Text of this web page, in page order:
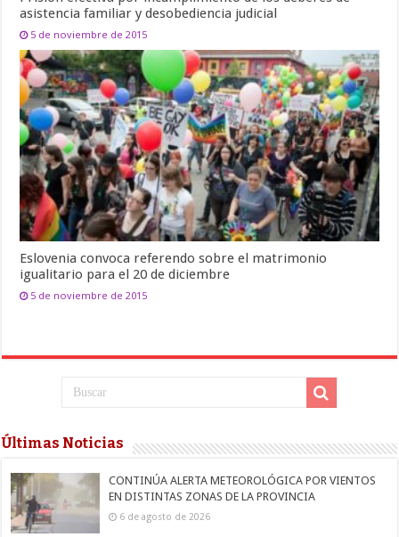
asistencia familiar y desobediencia judicial
5 de noviembre de 2015
Eslovenia convoca referendo sobre el matrimonio
igualitario para el 20 de diciembre
5 de noviembre de 2015
Últimas Noticias
CONTINÚA ALERTA METEOROLÓGICA POR VIENTOS
EN DISTINTAS ZONAS DE LA PROVINCIA
6 de agosto de 2026